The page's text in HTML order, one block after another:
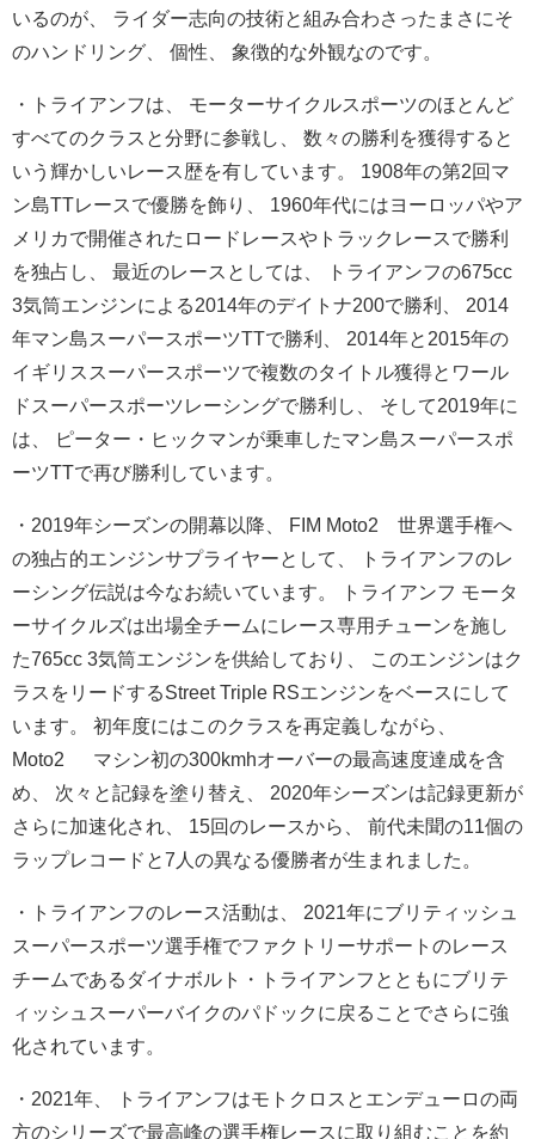
いるのが、 ライダー志向の技術と組み合わさったまさにそ
のハンドリング、 個性、 象徴的な外観なのです。
・トライアンフは、 モーターサイクルスポーツのほとんど
すべてのクラスと分野に参戦 し、 数々の勝利を獲得すると
いう輝かしいレース歴を有しています。 1908年の第2回マ
ン島TTレースで優勝を飾り、 1960年代にはヨーロッパやア
メリカで開催されたロードレースやトラックレースで勝利
を独占し、 最近のレースとしては、 トライアンフの675cc
3気筒エンジンによる2014年のデイトナ200で勝利、 2014
年マン島スーパースポーツTTで勝利、 2014年と2015年の
イギリススーパースポーツで複数のタイ トル獲得とワール
ドスーパースポーツレーシングで勝利し、 そして2019年に
は、 ピーター・ ヒックマンが乗車したマン島スーパースポ
ーツTTで再び勝利しています。
・2019年シーズンの開幕以降、 FIM Moto2™世界選手権へ
の独占的エンジンサプライヤーとして、 トライアンフのレ
ーシング伝説は今なお続いています。 トライアンフ モータ
ーサイクルズは出場全チームにレース専用チューンを施し
た765cc 3気筒エンジンを供給しており、 このエンジンはク
ラスをリードするStreet Triple RSエンジンをベースにして
います。 初年度にはこのクラスを再定義しながら、
Moto2™ マシン初の300kmhオーバーの最高速度達成を含
め、 次々と記録を塗り替え、 2020年シーズンは記録更新が
さらに加速化され、 15回のレースから、 前代未聞の11個の
ラップレコードと7人の異なる優勝者が生まれ ました。
・トライアンフのレース活動は、 2021年にブリティッシュ
スーパースポーツ選手権でファクトリ ーサポートのレース
チームであるダイナボルト・
トライアンフとともにブリテ
ィッシュスーパーバイクのパドックに 戻ることでさらに強
化されています。
・2021年、 トライアンフはモトクロスとエンデューロの両
方のシリーズで最高峰の選手権レースに取り組むことを約